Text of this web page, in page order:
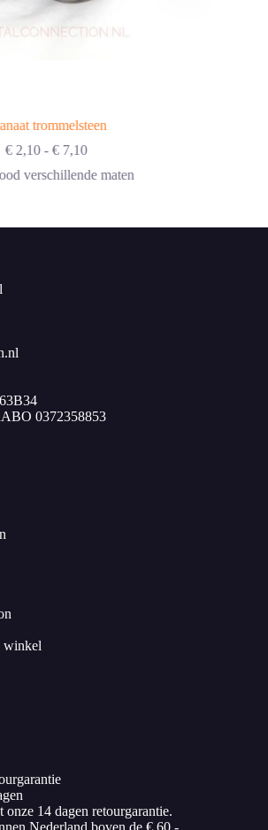
trommelsteen
€2,10 - €7,10Prijsklasse:
tot
verschillende maten
0372358853
winkel
onze 14 dagen retourgarantie.